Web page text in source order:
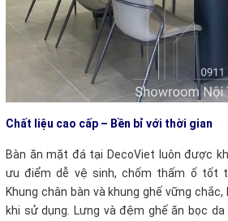
Chất liệu cao cấp – Bền bỉ với thời gian
Bàn ăn mặt đá tại DecoViet luôn được
ưu điểm dễ vệ sinh, chốm thấm ố tốt
Khung chân bàn và khung ghế vững
khi sử dụng. Lưng và đệm ghế ăn bọc